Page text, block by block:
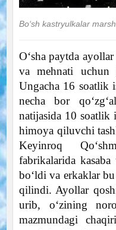
Bo‘sh kastryulkalar
O‘sha paytda
va mehnati
Ungacha 16 soatlik
necha bor
natijasida 10
himoya qiluvchi
Keyinroq
fabrikalarida
bo‘ldi va erkaklar
qilindi. Ayollar
urib, o‘zining
mazmundagi